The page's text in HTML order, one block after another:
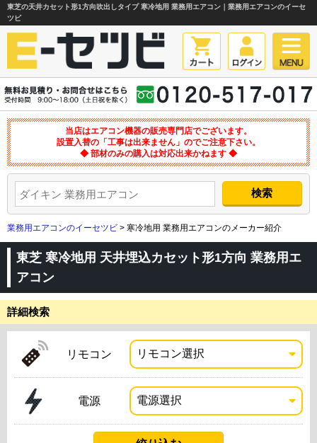
東芝の天井カセット形1方向吹出しタイプ 寒冷地用 業務用エアコン｜業務用エアコンのイーセ
ツビ
当店はエアコン機器の販売専門店でございます。
設置入替の「工事は出来ません」のでご注意下さい。
◆ 部材のみの購入は対応出来かねます ◆
業務用エアコンのイーセツビ > 寒冷地用 業務用エアコンのメーカー紹介
東芝 寒冷地用 天井埋込カセット形1方向 業務用エ
アコン
詳細検索
リモコン
電源